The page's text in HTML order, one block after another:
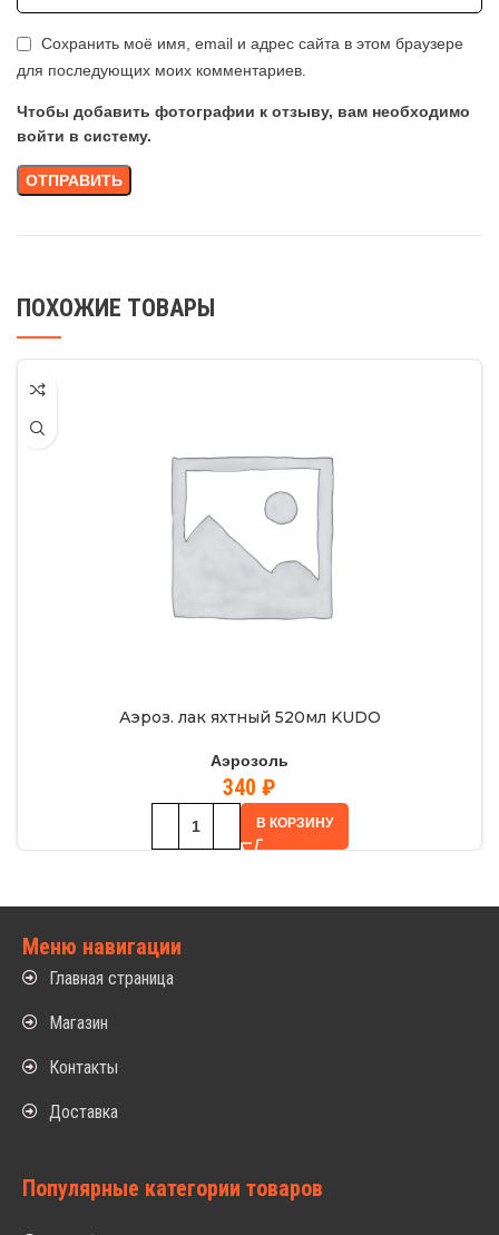
Сохранить моё имя, email и адрес сайта в этом браузере
для последующих моих комментариев.
Чтобы добавить фотографии к отзыву, вам необходимо
войти в систему.
ПОХОЖИЕ ТОВАРЫ
Аэроз. лак яхтный 520мл KUDO
Аэрозоль
340 ₽
В КОРЗИНУ
Меню навигации
Главная страница
Магазин
Контакты
Доставка
Популярные категории товаров